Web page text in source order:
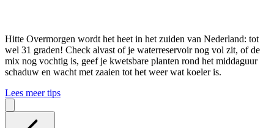
Hitte Overmorgen wordt het heet in het zuiden van Nederland: tot
wel 31 graden! Check alvast of je waterreservoir nog vol zit, of de
mix nog vochtig is, geef je kwetsbare planten rond het middaguur
schaduw en wacht met zaaien tot het weer wat koeler is.
Lees meer tips